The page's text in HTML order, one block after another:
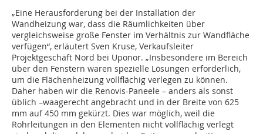
„Eine Herausforderung bei der Installation der
Wandheizung war, dass die Räumlichkeiten über
vergleichsweise große Fenster im Verhältnis zur Wandfläche
verfügen“, erläutert Sven Kruse, Verkaufsleiter
Projektgeschäft Nord bei Uponor. „Insbesondere im Bereich
über den Fenstern waren spezielle Lösungen erforderlich,
um die Flächenheizung vollflächig verlegen zu können.
Daher haben wir die Renovis-Paneele – anders als sonst
üblich –waagerecht angebracht und in der Breite von 625
mm auf 450 mm gekürzt. Dies war möglich, weil die
Rohrleitungen in den Elementen nicht vollflächig verlegt